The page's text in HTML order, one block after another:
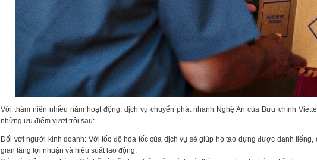
Với thâm niên nhiều năm hoạt động, dịch vụ chuyển phát nhanh Nghệ An của Bưu chính
những ưu điểm vượt trội sau:
Đối với người kinh doanh: Với tốc độ hỏa tốc của dịch vụ sẽ giúp họ tạo dựng được danh
gian tăng lợi nhuận và hiệu suất lao động.